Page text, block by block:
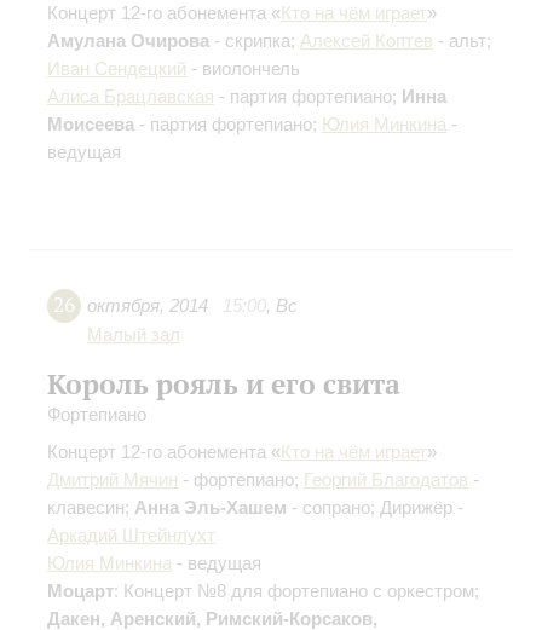
Концерт 12-го абонемента «Кто на чём играет»
Амулана Очирова - скрипка; Алексей Коптев - альт;
Иван Сендецкий - виолончель
Алиса Брацлавская - партия фортепиано; Инна
Моисеева - партия фортепиано; Юлия Минкина -
ведущая
26 октября, 2014 15:00, Вс
Малый зал
Король рояль и его свита
Фортепиано
Концерт 12-го абонемента «Кто на чём играет»
Дмитрий Мячин - фортепиано; Георгий Благодатов -
клавесин; Анна Эль-Хашем - сопрано; Дирижёр -
Аркадий Штейнлухт
Юлия Минкина - ведущая
Моцарт: Концерт №8 для фортепиано с оркестром;
Дакен, Аренский, Римский-Корсаков,